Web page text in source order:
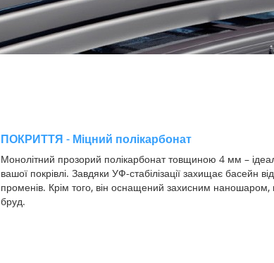
ПОКРИТТЯ - Міцний полікарбонат
Монолітний прозорий полікарбонат товщиною 4 мм –
вашої покрівлі. Завдяки УФ-стабілізації захищає басейн
променів. Крім того, він оснащений захисним наношаром,
бруд.